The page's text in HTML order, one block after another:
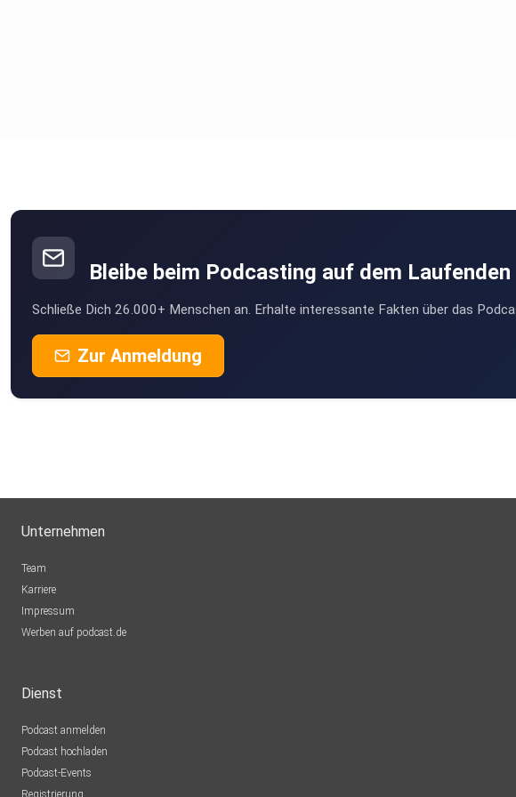
Bleibe beim Podcasting auf dem Laufenden
Schließe Dich 26.000+ Menschen an. Erhalte interessante Fakten über das
Zur Anmeldung
Unternehmen
Team
Karriere
Impressum
Werben auf podcast.de
Dienst
Podcast anmelden
Podcast hochladen
Podcast-Events
Registrierung